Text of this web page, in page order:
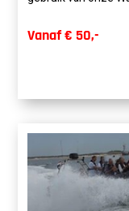
Vanaf € 50,-